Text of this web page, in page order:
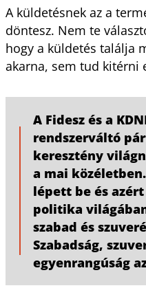
A küldetésnek az a
döntesz. Nem te
hogy a küldetés találja
akarna, sem tud kitérni
A Fidesz és a
rendszerváltó
keresztény
a mai
lépett be és
politika
szabad és
Szabadság,
egyenrangúság